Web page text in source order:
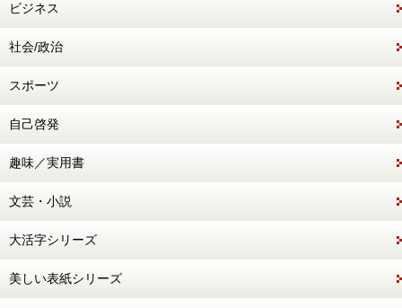
ビジネス
社会/政治
スポーツ
自己啓発
趣味／実用書
文芸・小説
大活字シリーズ
美しい表紙シリーズ